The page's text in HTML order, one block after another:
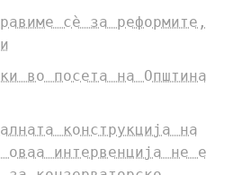
сè за реформите,
во посета на Општина
конструкција на
оваа интервенција не е